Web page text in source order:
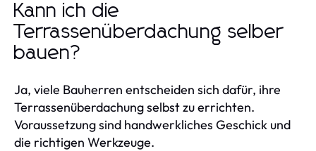
Kann ich die
Terrassenüberdachung selber
bauen?
Ja, viele Bauherren entscheiden sich dafür, ihre
Terrassenüberdachung selbst zu errichten.
Voraussetzung sind handwerkliches Geschick und
die richtigen Werkzeuge.